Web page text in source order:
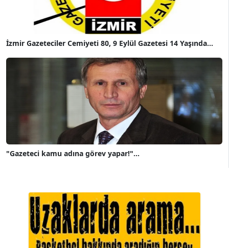
İzmir Gazeteciler Cemiyeti 80, 9 Eylül Gazetesi 14 Yaşında...
"Gazeteci kamu adına görev yapar!"...